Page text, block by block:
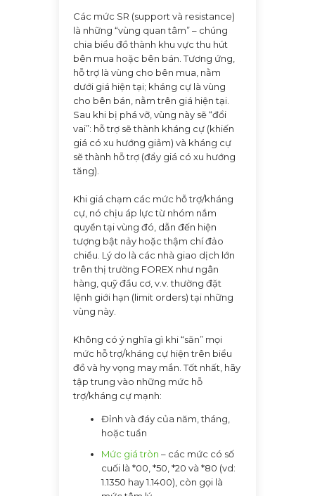
Các mức SR (support và resistance)
là những “vùng quan tâm” – chúng
chia biểu đồ thành khu vực thu hút
bên mua hoặc bên bán. Tương ứng,
hỗ trợ là vùng cho bên mua, nằm
dưới giá hiện tại; kháng cự là vùng
cho bên bán, nằm trên giá hiện tại.
Sau khi bị phá vỡ, vùng này sẽ “đổi
vai”: hỗ trợ sẽ thành kháng cự (khiến
giá có xu hướng giảm) và kháng cự
sẽ thành hỗ trợ (đẩy giá có xu hướng
tăng).
Khi giá chạm các mức hỗ trợ/kháng
cự, nó chịu áp lực từ nhóm nắm
quyền tại vùng đó, dẫn đến hiện
tượng bật nảy hoặc thậm chí đảo
chiều. Lý do là các nhà giao dịch lớn
trên thị trường FOREX như ngân
hàng, quỹ đầu cơ, v.v. thường đặt
lệnh giới hạn (limit orders) tại những
vùng này.
Không có ý nghĩa gì khi “săn” mọi
mức hỗ trợ/kháng cự hiện trên biểu
đồ và hy vọng may mắn. Tốt nhất, hãy
tập trung vào những mức hỗ
trợ/kháng cự mạnh:
Đỉnh và đáy của năm, tháng,
hoặc tuần
Mức giá tròn – các mức có số
cuối là *00, *50, *20 và *80 (vd:
1.1350 hay 1.1400), còn gọi là